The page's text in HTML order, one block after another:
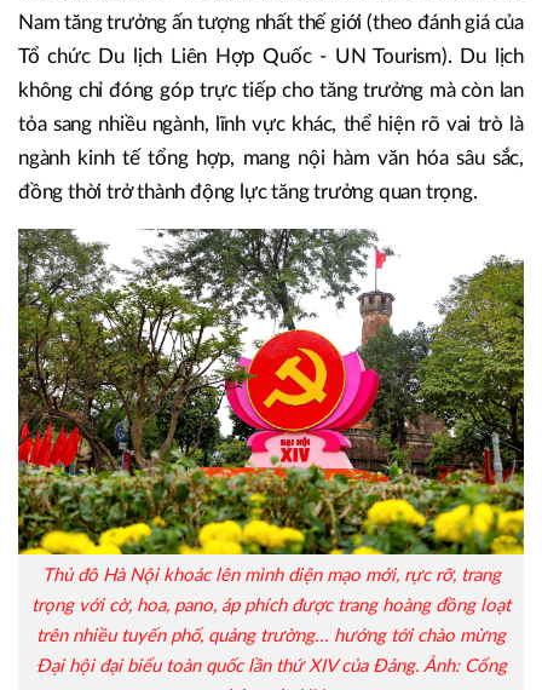
Nam tăng trưởng ấn tượng nhất thế giới (theo đánh giá của
Tổ chức Du lịch Liên Hợp Quốc - UN Tourism). Du lịch
không chỉ đóng góp trực tiếp cho tăng trưởng mà còn lan
tỏa sang nhiều ngành, lĩnh vực khác, thể hiện rõ vai trò là
ngành kinh tế tổng hợp, mang nội hàm văn hóa sâu sắc,
đồng thời trở thành động lực tăng trưởng quan trọng.
Thủ đô Hà Nội khoác lên mình diện mạo mới, rực rỡ, trang
trọng với cờ, hoa, pano, áp phích được trang hoàng đồng loạt
trên nhiều tuyến phố, quảng trường... hướng tới chào mừng
Đại hội đại biểu toàn quốc lần thứ XIV của Đảng. Ảnh: Cổng